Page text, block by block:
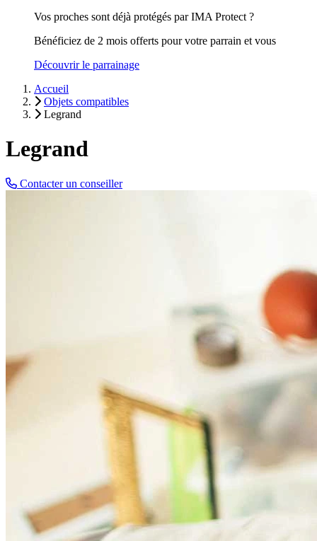
Vos proches sont déjà protégés par IMA Protect ?
Bénéficiez de 2 mois offerts pour votre parrain et vous
Découvrir le parrainage
Accueil
Objets compatibles
Legrand
Legrand
Contacter un conseiller